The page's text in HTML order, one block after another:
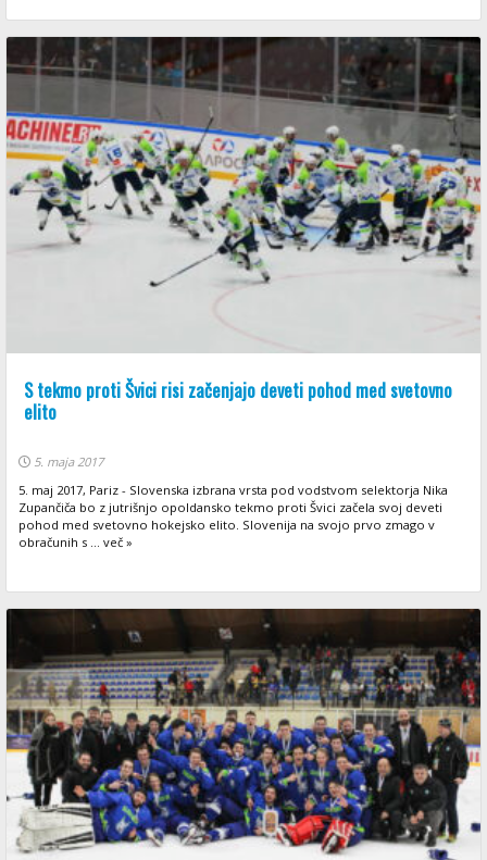
S tekmo proti Švici risi začenjajo deveti pohod med svetovno
elito
5. maja 2017
5. maj 2017, Pariz - Slovenska izbrana vrsta pod vodstvom selektorja Nika
Zupančiča bo z jutrišnjo opoldansko tekmo proti Švici začela svoj deveti
pohod med svetovno hokejsko elito. Slovenija na svojo prvo zmago v
obračunih s ... več »